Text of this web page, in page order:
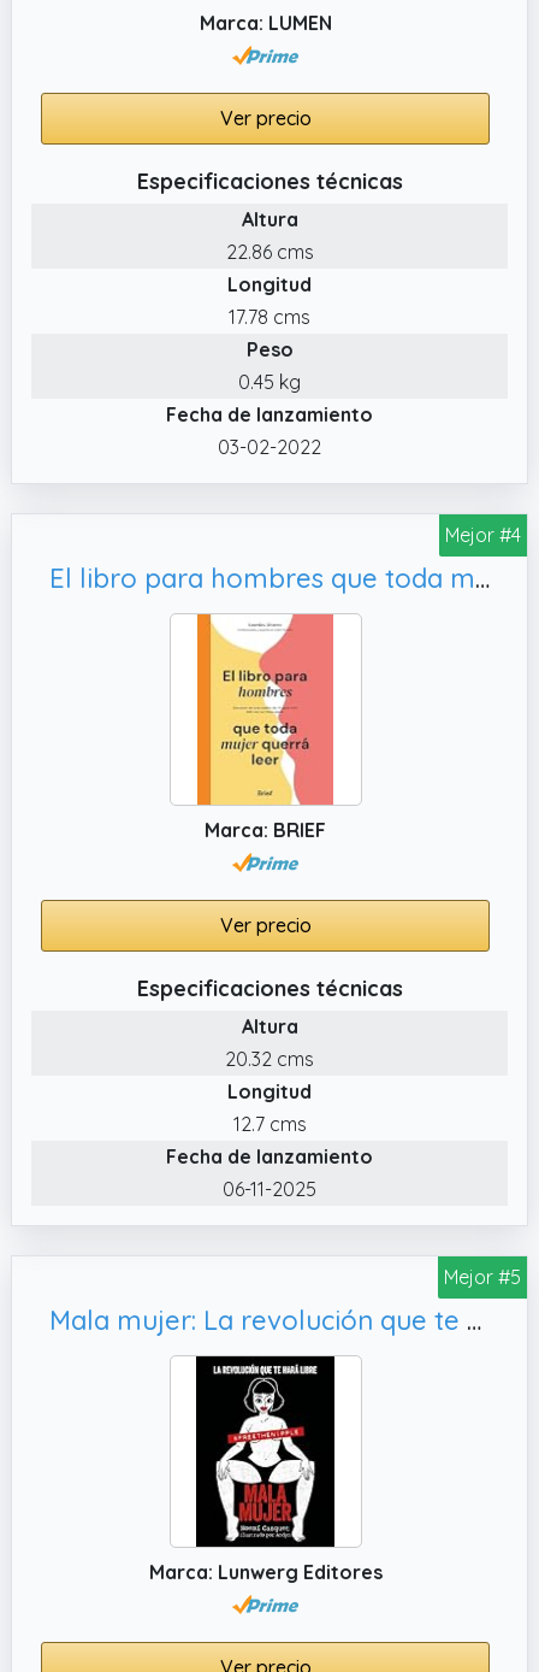
Marca: LUMEN
Ver precio
Especificaciones técnicas
Altura
22.86 cms
Longitud
17.78 cms
Peso
0.45 kg
Fecha de lanzamiento
03-02-2022
Mejor #4
El libro para hombres que toda mujer querrá leer
Marca: BRIEF
Ver precio
Especificaciones técnicas
Altura
20.32 cms
Longitud
12.7 cms
Fecha de lanzamiento
06-11-2025
Mejor #5
Mala mujer: La revolución que te hará libre (Guías ilustradas)
Marca: Lunwerg Editores
Ver precio